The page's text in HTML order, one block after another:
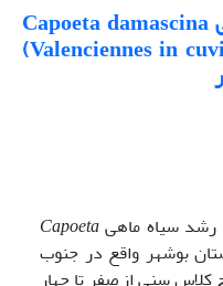
بررسی سن و رشد سیاه ماهی Capoeta damascina
(Valenciennes in
رشد سیاه ماهیCapoeta
بوشهر واقع در جنوب
کلاس سنی از صفر تا چهار